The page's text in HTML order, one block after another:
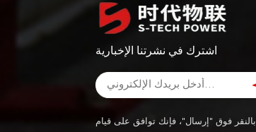
اشترك في نشرتنا الإخبارية
بالنقر فوق "إرسال"، فإنك توافق على قيام